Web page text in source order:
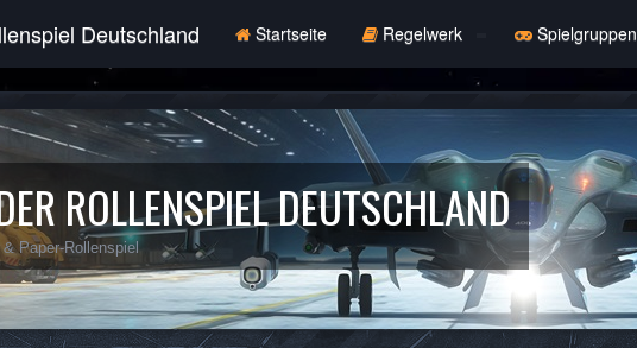
Deutschland Startseite Regelwerk Spielgruppen
ROLLENSPIEL DEUTSCHLAND
Paper-Rollenspiel